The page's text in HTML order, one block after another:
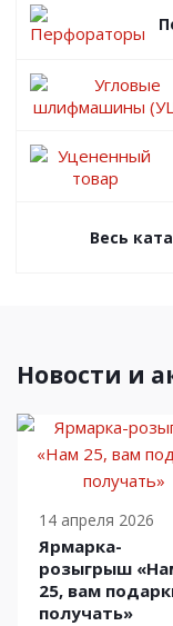
Весь
Новости и
14 апреля 2026
Ярмарка-
розыгрыш
25, вам
получать»